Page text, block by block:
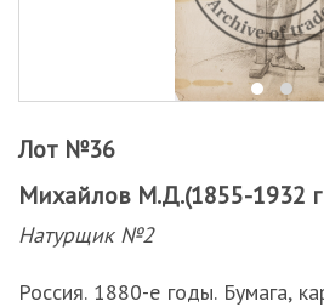
Лот №36
Михайлов М.Д.(1855-1932
Натурщик №2
Россия. 1880-е годы. Бумага,